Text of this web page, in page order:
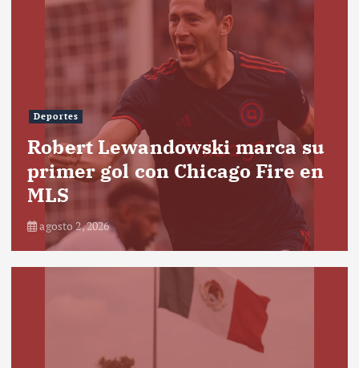
Deportes
Robert Lewandowski marca su
primer gol con Chicago Fire en
MLS
agosto 2, 2026